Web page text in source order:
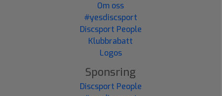
Om oss
#yesdiscsport
Discsport People
Klubbrabatt
Logos
Sponsring
Discsport People